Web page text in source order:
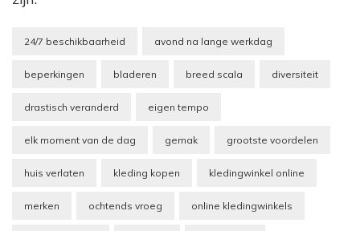
24/7 beschikbaarheid avond na lange werkdag
beperkingen bladeren breed scala diversiteit
drastisch veranderd eigen tempo
elk moment van de dag gemak grootste voordelen
huis verlaten kleding kopen kledingwinkel online
merken ochtends vroeg online kledingwinkels